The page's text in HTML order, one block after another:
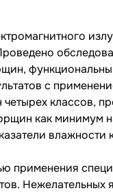
с
классов,
как минимум
применения
Нежелательных